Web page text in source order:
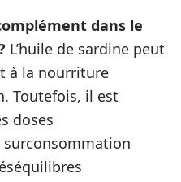
dans le
L’huile de sardine peut
à la nourriture
Toutefois, il est
doses
surconsommation